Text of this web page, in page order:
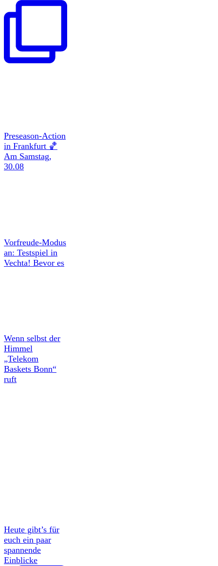
Preseason-Action
in Frankfurt 🏀
Am Samstag,
30.08
Vorfreude-Modus
an: Testspiel in
Vechta! Bevor es
Wenn selbst der
Himmel
„Telekom
Baskets Bonn“
ruft
Heute gibt’s für
euch ein paar
spannende
Einblicke